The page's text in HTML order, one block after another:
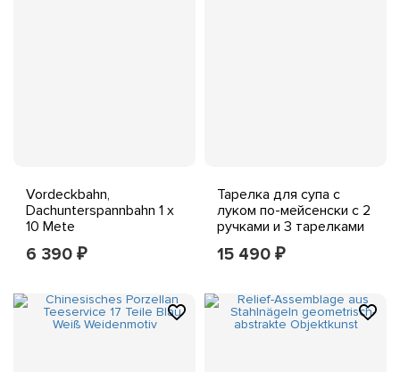
Vordeckbahn,
Dachunterspannbahn 1 x
10 Mete
6 390 ₽
Тарелка для супа с
луком по-мейсенски с 2
ручками и 3 тарелками
(2-й вариант)
15 490 ₽